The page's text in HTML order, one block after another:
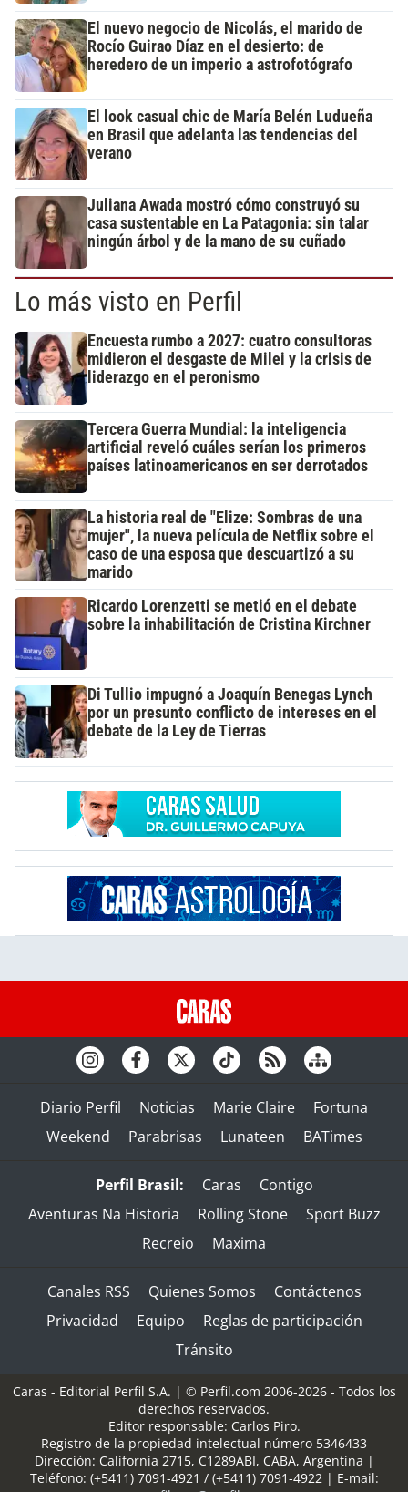
El nuevo negocio de Nicolás, el marido de
Rocío Guirao Díaz en el desierto: de
heredero de un imperio a astrofotógrafo
El look casual chic de María Belén Ludueña
en Brasil que adelanta las tendencias del
verano
Juliana Awada mostró cómo construyó su
casa sustentable en La Patagonia: sin talar
ningún árbol y de la mano de su cuñado
Lo más visto en Perfil
Encuesta rumbo a 2027: cuatro consultoras
midieron el desgaste de Milei y la crisis de
liderazgo en el peronismo
Tercera Guerra Mundial: la inteligencia
artificial reveló cuáles serían los primeros
países latinoamericanos en ser derrotados
La historia real de "Elize: Sombras de una
mujer", la nueva película de Netflix sobre el
caso de una esposa que descuartizó a su
marido
Ricardo Lorenzetti se metió en el debate
sobre la inhabilitación de Cristina Kirchner
Di Tullio impugnó a Joaquín Benegas Lynch
por un presunto conflicto de intereses en el
debate de la Ley de Tierras
Diario Perfil Noticias Marie Claire
Fortuna
Weekend
Parabrisas Lunateen BATimes
Perfil Brasil: Caras
Contigo
Aventuras Na Historia
Rolling Stone
Sport Buzz
Recreio
Maxima
Canales RSS Quienes Somos
Contáctenos
Privacidad
Equipo
Reglas de participación
Tránsito
Caras - Editorial Perfil S.A. | © Perfil.com 2006-2026 - Todos los
derechos reservados.
Editor responsable: Carlos Piro.
Registro de la propiedad intelectual número 5346433
Dirección: California 2715, C1289ABI, CABA, Argentina |
Teléfono: (+5411) 7091-4921 / (+5411) 7091-4922 | E-mail: